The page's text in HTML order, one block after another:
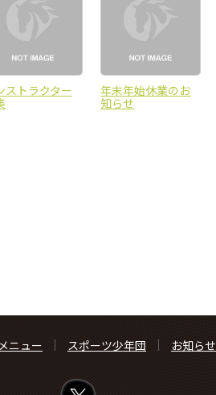
ストラクター
年末年始休業のお
知らせ
ニュー スポーツ少年団 お知らせ